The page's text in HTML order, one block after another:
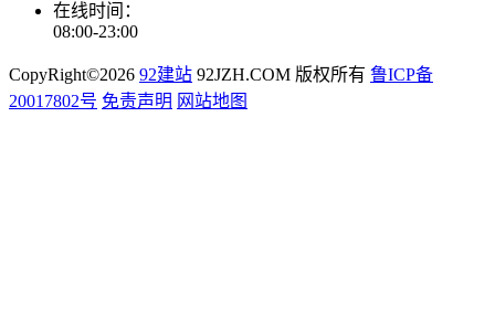
在线时间：
08:00-23:00
CopyRight©2026 92建站 92JZH.COM 版权所有 鲁ICP备
20017802号 免责声明 网站地图